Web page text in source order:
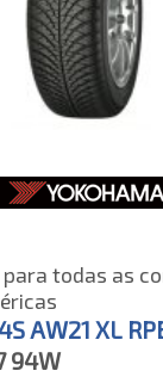
para todas as
AW21 XL
94W